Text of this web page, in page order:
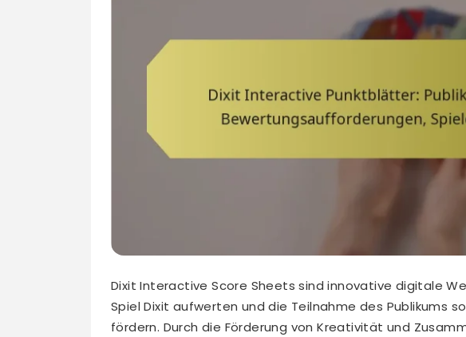
Dixit Interactive Score Sheets sind innovative digitale
Spiel Dixit aufwerten und die Teilnahme des Publikums
fördern. Durch die Förderung von Kreativität und